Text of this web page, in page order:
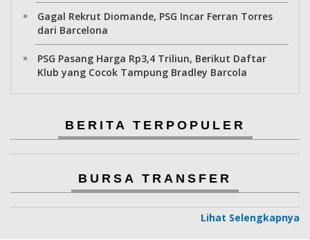
Gagal Rekrut Diomande, PSG Incar Ferran Torres
dari Barcelona
PSG Pasang Harga Rp3,4 Triliun, Berikut Daftar
Klub yang Cocok Tampung Bradley Barcola
BERITA TERPOPULER
BURSA TRANSFER
Lihat Selengkapnya